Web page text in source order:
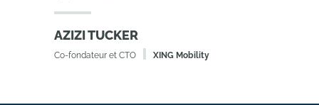
AZIZI TUCKER
Co-fondateur et CTO XING Mobility